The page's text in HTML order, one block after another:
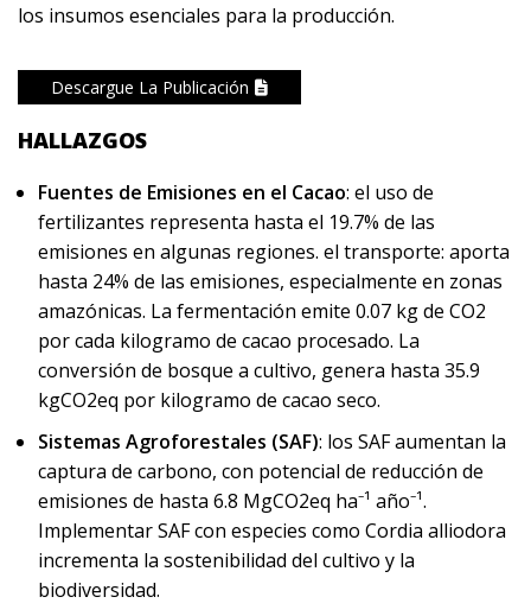
los insumos esenciales para la producción.
Descargue La Publicación
HALLAZGOS
Fuentes de Emisiones en el Cacao: el uso de
fertilizantes representa hasta el 19.7% de las
emisiones en algunas regiones. el transporte: aporta
hasta 24% de las emisiones, especialmente en zonas
amazónicas. La fermentación emite 0.07 kg de CO2
por cada kilogramo de cacao procesado. La
conversión de bosque a cultivo, genera hasta 35.9
kgCO2eq por kilogramo de cacao seco.
Sistemas Agroforestales (SAF): los SAF aumentan la
captura de carbono, con potencial de reducción de
emisiones de hasta 6.8 MgCO2eq ha⁻¹ año⁻¹.
Implementar SAF con especies como Cordia alliodora
incrementa la sostenibilidad del cultivo y la
biodiversidad.